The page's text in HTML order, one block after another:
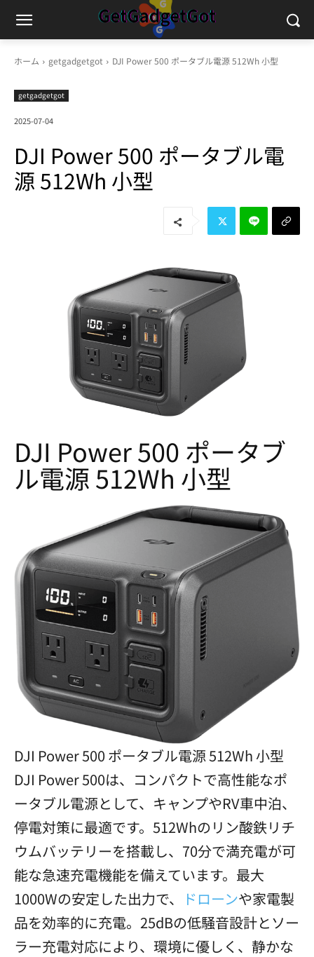
ホーム getgadgetgot DJI Power 500 ポータブル電源 512Wh 小型
getgadgetgot
2025-07-04
DJI Power 500 ポータブル電
源 512Wh 小型
DJI Power 500 ポータブ
ル電源 512Wh 小型
DJI Power 500 ポータブル電源 512Wh 小型
DJI Power 500は、コンパクトで高性能なポ
ータブル電源として、キャンプやRV車中泊、
停電対策に最適です。512Whのリン酸鉄リチ
ウムバッテリーを搭載し、70分で満充電が可
能な急速充電機能を備えています。最大
1000Wの安定した出力で、
ドローンや家電製
品を効率的に充電。25dBの低騒音設計とソー
ラー充電対応により、環境に優しく、静かな